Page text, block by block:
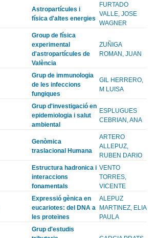
Astropartícules i
física d'altes energies
FURTADO
VALLE, JOSE
WAGNER
Group de física
experimental
d'astropartícules de
València
ZUÑIGA
ROMAN, JUAN
Grup de immunologia
de les infeccions
fungiques
GIL HERRERO,
M LUISA
Grup d'investigació en
epidemiologia i salut
ambiental
ESPLUGUES
CEBRIAN, ANA
Genòmica
traslacional Humana
ARTERO
ALLEPUZ,
RUBEN DARIO
Estructura hadronica i
interaccions
fonamentals
VENTO
TORRES,
VICENTE
Expressió gènica en
eucariotes: del DNA a
les proteïnes
ALEPUZ
MARTINEZ, ELIA
PAULA
Grup d'estudis